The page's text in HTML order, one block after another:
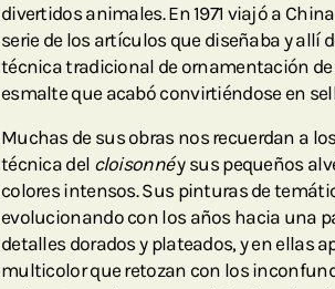
divertidos animales. En 1971 viajó a
serie de los artículos que diseñaba y allí
técnica tradicional de ornamentación
esmalte que acabó convirtiéndose en
Muchas de sus obras nos recuerdan a
técnica del cloisonnéy sus pequeños
colores intensos. Sus pinturas de
evolucionando con los años hacia una
detalles dorados y plateados, y en ellas
multicolor que retozan con los